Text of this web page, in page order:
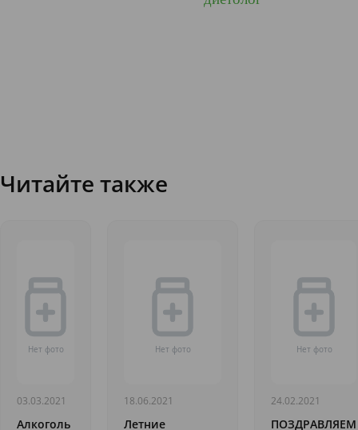
Читайте также
03.03.2021
Алкоголь
18.06.2021
Летние
24.02.2021
ПОЗДРАВЛЯЕМ